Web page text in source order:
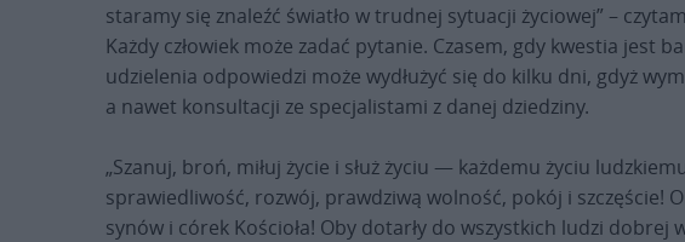
staramy się znaleźć światło w trudnej sytuacji życiowej” –
Każdy człowiek może zadać pytanie. Czasem, gdy kwestia jest
udzielenia odpowiedzi może wydłużyć się do kilku dni, gdyż
a nawet konsultacji ze specjalistami z danej dziedziny.
„Szanuj, broń, miłuj życie i służ życiu — każdemu życiu
sprawiedliwość, rozwój, prawdziwą wolność, pokój i szczęście!
synów i córek Kościoła! Oby dotarły do wszystkich ludzi